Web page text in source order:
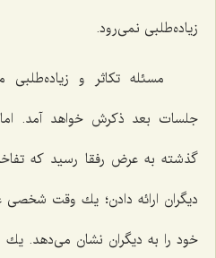
زیاده‌طلبی نمی‌رود.
مسئله تكاثر و
جلسات بعد ذكرش خواهد آمد.
گذشته به عرض رفقا رسید كه
دیگران ارائه دادن؛ یك وقت
خود را به دیگران نشان می‌دهد.